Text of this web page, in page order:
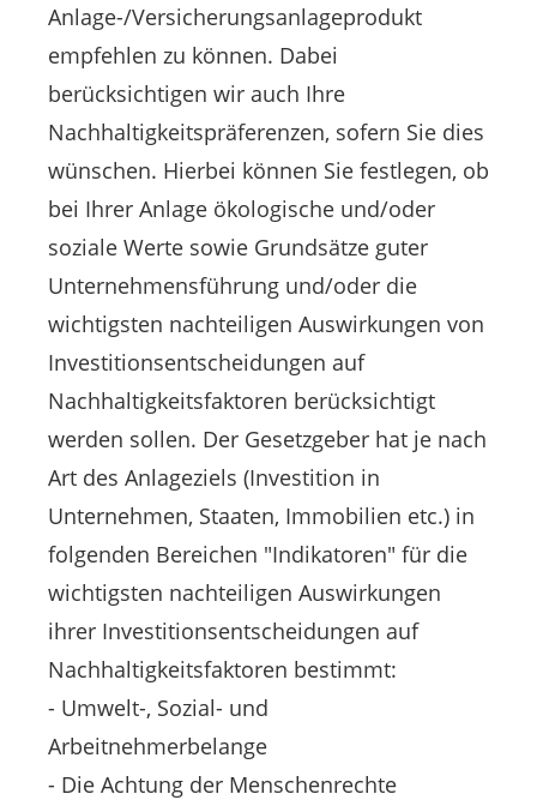
Anlage-/Versicherungsanlageprodukt
empfehlen zu können. Dabei
berücksichtigen wir auch Ihre
Nachhaltigkeitspräferenzen, sofern Sie dies
wünschen. Hierbei können Sie festlegen, ob
bei Ihrer Anlage ökologische und/oder
soziale Werte sowie Grundsätze guter
Unternehmensführung und/oder die
wichtigsten nachteiligen Auswirkungen von
Investitionsentscheidungen auf
Nachhaltigkeitsfaktoren berücksichtigt
werden sollen. Der Gesetzgeber hat je nach
Art des Anlageziels (Investition in
Unternehmen, Staaten, Immobilien etc.) in
folgenden Bereichen "Indikatoren" für die
wichtigsten nachteiligen Auswirkungen
ihrer Investitionsentscheidungen auf
Nachhaltigkeitsfaktoren bestimmt:
- Umwelt-, Sozial- und
Arbeitnehmerbelange
- Die Achtung der Menschenrechte